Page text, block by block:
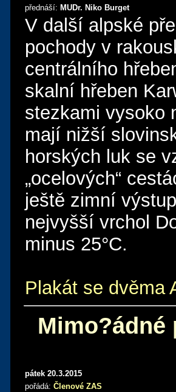
přednáší: MUDr. Niko Burget
V další alpské
pochody v
centrálního
skalní hřeben
stezkami vysoko
mají nižší
horských luk se
„ocelových“
ještě zimní
nejvyšší vrchol
minus 25°C.
Plakát se dvěma
Mimo?ádné
pátek 20.3.2015
pořádá: Členové ZAS